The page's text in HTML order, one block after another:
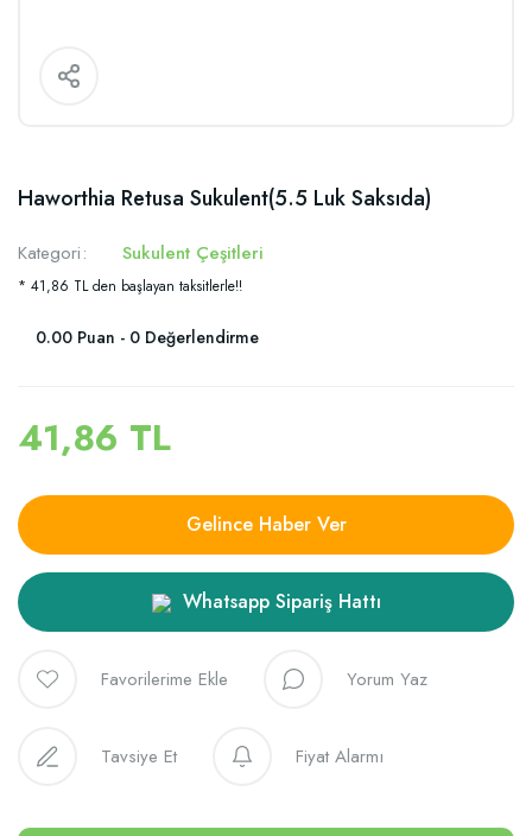
Haworthia Retusa Sukulent(5.5 Luk Saksıda)
Kategori Sukulent Çeşitleri
* 41,86 TL den başlayan taksitlerle!!
0.00 Puan - 0 Değerlendirme
41,86 TL
Gelince Haber Ver
Whatsapp Sipariş Hattı
Yorum Yaz
Tavsiye Et Fiyat Alarmı